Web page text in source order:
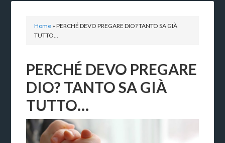
Home »PERCHÉ DEVO PREGARE DIO? TANTO SA GIÀ
TUTTO…
PERCHÉ DEVO PREGARE
DIO? TANTO SA GIÀ
TUTTO…